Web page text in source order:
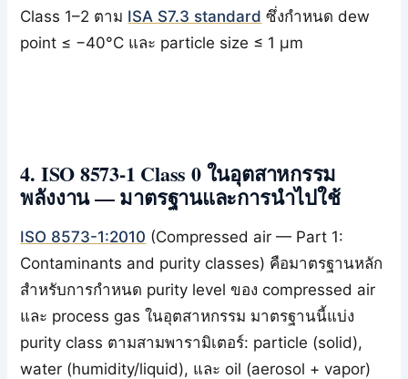
Class 1–2 ตาม ISA S7.3 standard ซึ่งกำหนด dew
point ≤ −40°C และ particle size ≤ 1 μm
4. ISO 8573-1 Class 0 ในอุตสาหกรรม
พลังงาน — มาตรฐานและการนำไปใช้
ISO 8573-1:2010 (Compressed air — Part 1:
Contaminants and purity classes) คือมาตรฐานหลัก
สำหรับการกำหนด purity level ของ compressed air
และ process gas ในอุตสาหกรรม มาตรฐานนี้แบ่ง
purity class ตามสามพารามิเตอร์: particle (solid),
water (humidity/liquid), และ oil (aerosol + vapor)